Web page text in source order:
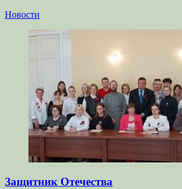
Категории
Новости
Защитник Отечества